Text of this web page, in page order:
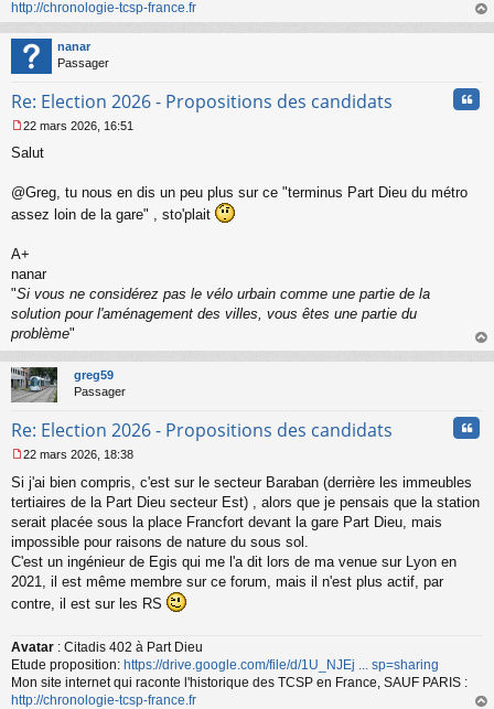
http://chronologie-tcsp-france.fr
au
nanar
Passager
Re: Election 2026 - Propositions des candidats
e
s
g
n
o
n
l
u
22 mars 2026, 16:51
Salut
@Greg, tu nous en dis un peu plus sur ce "terminus Part Dieu du métro
assez loin de la gare" , sto'plait
A+
nanar
"Si vous ne considérez pas le vélo urbain comme une partie de la
solution pour l'aménagement des villes, vous êtes une partie du
problème"
au
greg59
Passager
Re: Election 2026 - Propositions des candidats
e
s
g
e
n
o
u
22 mars 2026, 18:38
Si j'ai bien compris, c'est sur le secteur Baraban (derrière les immeubles
tertiaires de la Part Dieu secteur Est) , alors que je pensais que la station
serait placée sous la place Francfort devant la gare Part Dieu, mais
impossible pour raisons de nature du sous sol.
C'est un ingénieur de Egis qui me l'a dit lors de ma venue sur Lyon en
2021, il est même membre sur ce forum, mais il n'est plus actif, par
contre, il est sur les RS
Avatar : Citadis 402 à Part Dieu
Etude proposition: https://drive.google.com/file/d/1U_NJEj ... sp=sharing
Mon site internet qui raconte l'historique des TCSP en France, SAUF PARIS :
http://chronologie-tcsp-france.fr